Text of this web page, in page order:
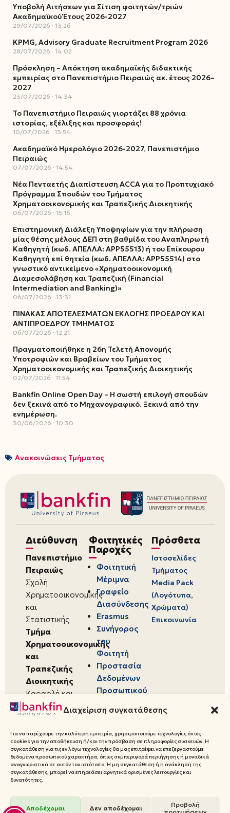
Διαχείριση συγκατάθεσης
Για να παρέχουμε την καλύτερη εμπειρία, χρησιμοποιούμε τεχνολογίες όπως
cookies για την αποθήκευση ή/και την πρόσβαση σε πληροφορίες συσκευών. Η
συγκατάθεση για τις εν λόγω τεχνολογίες θα μας επιτρέψει να επεξεργαστούμε
δεδομένα προσωπικού χαρακτήρα, όπως συμπεριφορά περιήγησης ή μοναδικά
αναγνωριστικά σε αυτόν τον ιστότοπο. Η μη συγκατάθεση ή η ανάκληση της
συγκατάθεσης, μπορεί να επηρεάσει αρνητικά ορισμένες λειτουργίες και
δυνατότητες.
Αποδέχομαι Δεν αποδέχομαι
Προβολή
Υποβολή Αιτήσεων για Σίτιση φοιτητών/τριών
Ακαδημαϊκού Έτους 2026-2027
29/07/2026 13:26
KPMG, Advisory Graduate Recruitment Program 2026
28/07/2026 14:02
Πρόσκληση – Απόκτηση ακαδημαϊκής διδακτικής
εμπειρίας στο Πανεπιστήμιο Πειραιώς ακ. έτους 2026–
2027
23/07/2026 14:34
Το Πανεπιστήμιο Πειραιώς γιορτάζει 88 χρόνια
ιστορίας, εξέλιξης και προσφοράς!
10/07/2026 13:54
Ακαδημαϊκό Ημερολόγιο 2026-2027, Πανεπιστήμιο
Πειραιώς
07/07/2026 14:54
Νέα Πενταετής Διαπίστευση ACCA για το Προπτυχιακό
Πρόγραμμα Σπουδών του Τμήματος
Χρηματοοικονομικής και Τραπεζικής Διοικητικής
06/07/2026 15:16
Επιστημονική Διάλεξη Υποψηφίων για την πλήρωση
μίας θέσης μέλους ΔΕΠ στη βαθμίδα του Αναπληρωτή
Καθηγητή (κωδ. ΑΠΕΛΛΑ: ΑΡΡ55513) ή του Επίκουρου
Καθηγητή επί θητεία (κωδ. ΑΠΕΛΛΑ: ΑΡΡ55514) στο
γνωστικό αντικείμενο «Χρηματοοικονομική
Διαμεσολάβηση και Τραπεζική (Financial
Intermediation and Banking)»
06/07/2026 13:31
ΠΙΝΑΚΑΣ ΑΠΟΤΕΛΕΣΜΑΤΩΝ ΕΚΛΟΓΗΣ ΠΡΟΕΔΡΟΥ ΚΑΙ
ΑΝΤΙΠΡΟΕΔΡΟΥ ΤΜΗΜΑΤΟΣ
06/07/2026 12:21
Πραγματοποιήθηκε η 26η Τελετή Απονομής
Υποτροφιών και Βραβείων του Τμήματος
Χρηματοοικονομικής και Τραπεζικής Διοικητικής
02/07/2026 11:54
Bankfin Online Open Day – Η σωστή επιλογή σπουδών
δεν ξεκινά από το Μηχανογραφικό. Ξεκινά από την
ενημέρωση.
30/06/2026 10:30
Ανακοινώσεις Τμήματος
Διεύθυνση
Πανεπιστήμιο
Πειραιώς
Σχολή
Χρηματοοικονομικής
και
Στατιστικής
Τμήμα
Χρηματοοικονομικής
και
Τραπεζικής
Διοικητικής
Καραολή και
Δημητρίου 80,
18534,
Πειραιάς
Φοιτητικές
Παροχές
Φοιτητική
Μέριμνα
Γραφείο
Διασύνδεσης
Erasmus
Συνήγορος
του
Φοιτητή
Προστασία
Δεδομένων
Προσωπικού
Πρόσθετα
Ιστοσελίδες
Τμήματος
Media Pack
(Λογότυπα,
Χρώματα)
Επικοινωνία
© 2026 Πανεπιστήμιο Πειραιώς,
Τραπεζικής Διοικητικής